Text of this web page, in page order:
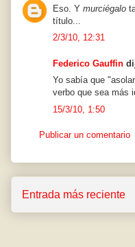
Eso. Y murciégalo
título...
2/3/10, 12:31
Federico Gauffin
Yo sabía que
verbo que sea más
15/3/10, 1:50
Publicar un comentario
Entrada más reciente